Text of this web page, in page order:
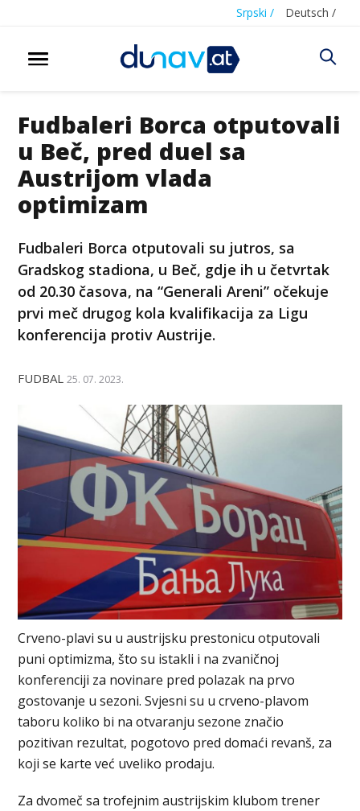
Srpski / Deutsch /
Fudbaleri Borca otputovali
u Beč, pred duel sa
Austrijom vlada
optimizam
Fudbaleri Borca otputovali su jutros, sa
Gradskog stadiona, u Beč, gdje ih u četvrtak
od 20.30 časova, na “Generali Areni” očekuje
prvi meč drugog kola kvalifikacija za Ligu
konferencija protiv Austrije.
FUDBAL 25. 07. 2023.
Crveno-plavi su u austrijsku prestonicu otputovali
puni optimizma, što su istakli i na zvaničnoj
konferenciji za novinare pred polazak na prvo
gostovanje u sezoni. Svjesni su u crveno-plavom
taboru koliko bi na otvaranju sezone značio
pozitivan rezultat, pogotovo pred domaći revanš, za
koji se karte već uveliko prodaju.
Za dvomeč sa trofejnim austrijskim klubom trener